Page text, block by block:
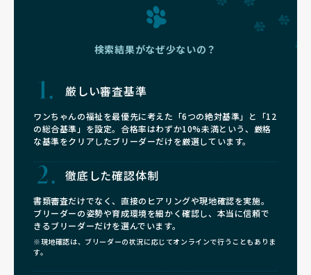
検索結果がなぜ少ないの？
厳しい審査基準
ワンちゃんの福祉を最優先に考えた「6つの絶対基準」と「12
の総合基準」を設定。合格率はわずか10%未満という、厳格
な基準をクリアしたブリーダーだけを厳選しています。
徹底した確認体制
書類審査だけでなく、直接のヒアリングや現地確認を実施。
ブリーダーの姿勢や育成環境を細かく確認し、本当に信頼で
きるブリーダーだけを選んでいます。
※現地確認は、ブリーダーの状況に応じてオンラインで行うこともありま
す。